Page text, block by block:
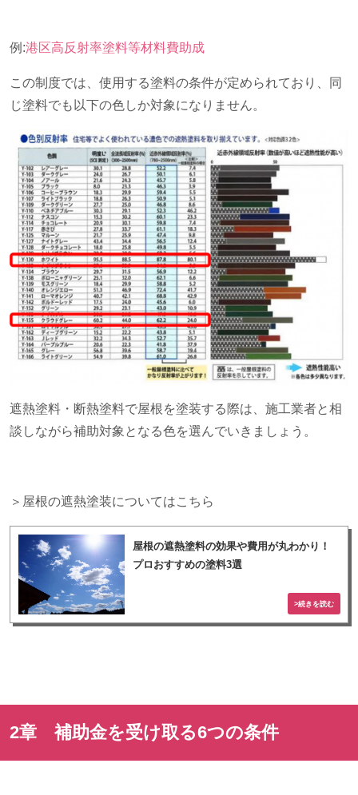
例 :港区高反射率塗料等材料費助成
この制度では、使用する塗料の条件が定められており、同
じ塗料でも以下の色しか対象になりません。
遮熱塗料・断熱塗料で屋根を塗装する際は、施工業者と相
談しながら補助対象となる色を選んでいきましょう。
＞屋根の遮熱塗装についてはこちら
屋根の遮熱塗料の効果や費用が丸わかり！
プロおすすめの塗料3選
2章 補助金を受け取る6つの条件